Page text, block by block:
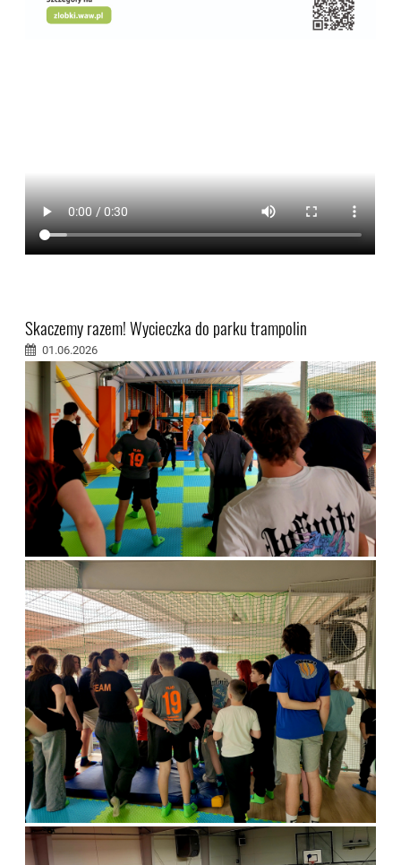
Skaczemy razem! Wycieczka do parku trampolin
01.06.2026